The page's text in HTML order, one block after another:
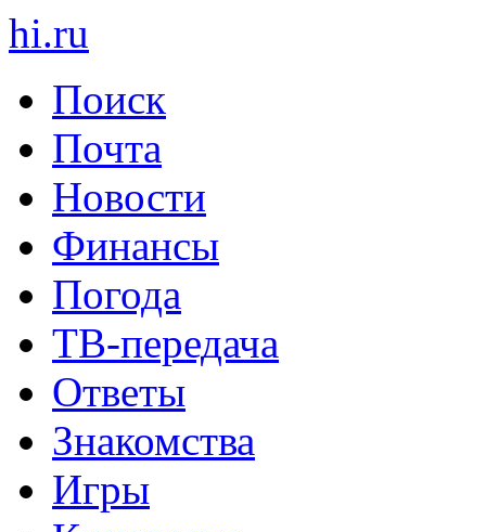
hi.ru
Поиск
Почта
Новости
Финансы
Погода
ТВ-передача
Ответы
Знакомства
Игры